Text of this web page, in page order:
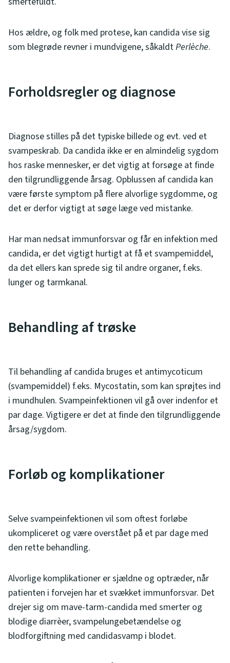
Hos ældre, og folk med protese, kan candida vise sig
som blegrøde revner i mundvigene, såkaldtPerlèche.
Forholdsregler og diagnose
Diagnose stilles på det typiske billede og evt. ved et
svampeskrab. Da candida ikke er en almindelig sygdom
hos raske mennesker, er det vigtig at forsøge at finde
den tilgrundliggende årsag. Opblussen af candida kan
være første symptom på flere alvorlige sygdomme, og
det er derfor vigtigt at søge læge ved mistanke.
Har man nedsat immunforsvar og får en infektion med
candida, er det vigtigt hurtigt at få et svampemiddel,
da det ellers kan sprede sig til andre organer, f.eks.
lunger og tarmkanal.
Behandling af trøske
Til behandling af candida bruges et antimycoticum
(svampemiddel) f.eks. Mycostatin, som kan sprøjtes ind
i mundhulen. Svampeinfektionen vil gå over indenfor et
par dage. Vigtigere er det at finde den tilgrundliggende
årsag/sygdom.
Forløb og komplikationer
Selve svampeinfektionen vil som oftest forløbe
ukompliceret og være overstået på et par dage med
den rette behandling.
Alvorlige komplikationer er sjældne og optræder, når
patienten i forvejen har et svækket immunforsvar. Det
drejer sig om mave-tarm-candida med smerter og
blodige diarrèer, svampelungebetændelse og
blodforgiftning med candidasvamp i blodet.